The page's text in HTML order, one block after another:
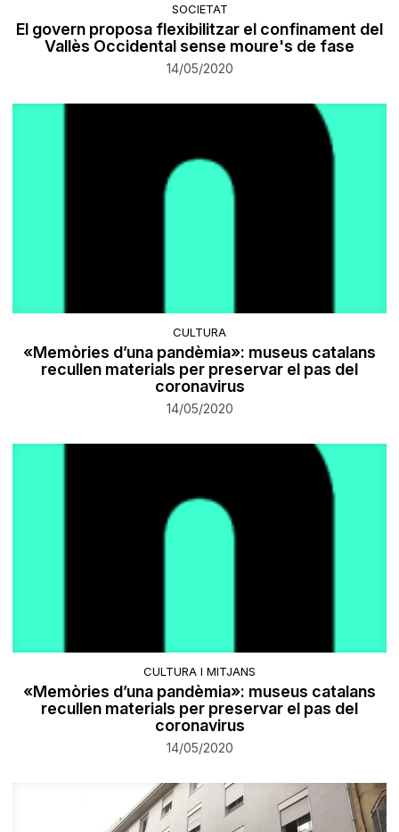
SOCIETAT
El govern proposa flexibilitzar el confinament del
Vallès Occidental sense moure's de fase
14/05/2020
CULTURA
«Memòries d’una pandèmia»: museus catalans
recullen materials per preservar el pas del
coronavirus
14/05/2020
CULTURA I MITJANS
«Memòries d’una pandèmia»: museus catalans
recullen materials per preservar el pas del
coronavirus
14/05/2020